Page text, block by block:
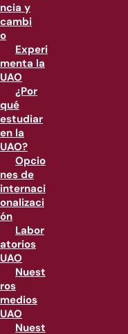
ncia y
cambi
o
Experi
menta la
UAO
¿Por
qué
estudiar
en la
UAO?
Opcio
nes de
internaci
onalizaci
ón
Labor
atorios
UAO
Nuest
ros
medios
UAO
Nuest